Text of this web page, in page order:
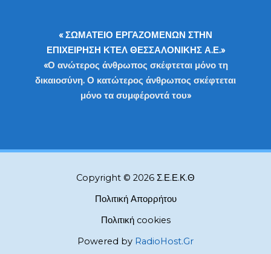
« ΣΩΜΑΤΕΙΟ ΕΡΓΑΖΟΜΕΝΩΝ ΣΤΗΝ
ΕΠΙΧΕΙΡΗΣΗ ΚΤΕΛ ΘΕΣΣΑΛΟΝΙΚΗΣ Α.Ε.»
«Ο ανώτερος άνθρωπος σκέφτεται μόνο τη
δικαιοσύνη. Ο κατώτερος άνθρωπος σκέφτεται
μόνο τα συμφέροντά του»
Copyright © 2026 Σ.Ε.Ε.Κ.Θ
Πολιτική Απορρήτου
Πολιτική cookies
Powered by RadioHost.Gr